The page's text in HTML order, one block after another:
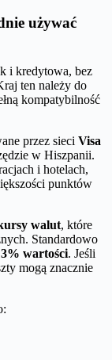
używać
i kredytowa, bez
ten należy do
kompatybilność
przez sieci Visa
w Hiszpanii.
i hotelach,
punktów
walut, które
Standardowo
wartości. Jeśli
mogą znacznie